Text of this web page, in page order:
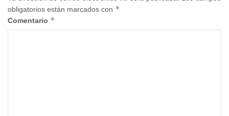
obligatorios están marcados con *
Comentario *